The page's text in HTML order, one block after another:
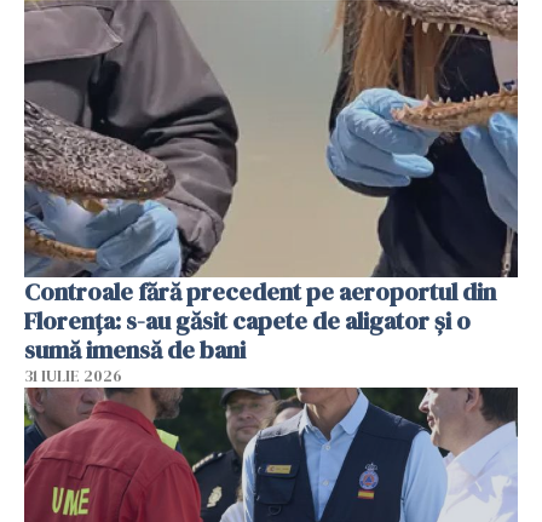
Controale fără precedent pe aeroportul din
Florența: s-au găsit capete de aligator și o
sumă imensă de bani
31 IULIE 2026